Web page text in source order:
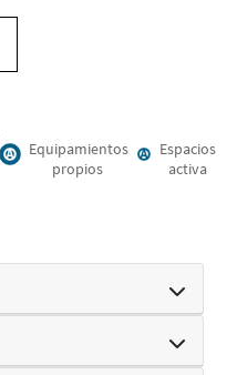
Equipamientos
propios
Espacios
activa